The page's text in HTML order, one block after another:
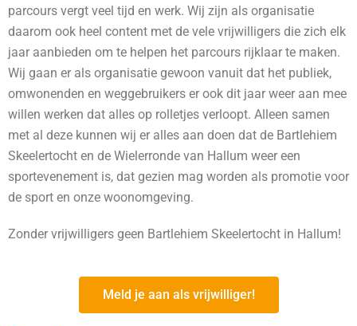
parcours vergt veel tijd en werk. Wij zijn als organisatie
daarom ook heel content met de vele vrijwilligers die zich elk
jaar aanbieden om te helpen het parcours rijklaar te maken.
Wij gaan er als organisatie gewoon vanuit dat het publiek,
omwonenden en weggebruikers er ook dit jaar weer aan mee
willen werken dat alles op rolletjes verloopt. Alleen samen
met al deze kunnen wij er alles aan doen dat de Bartlehiem
Skeelertocht en de Wielerronde van Hallum weer een
sportevenement is, dat gezien mag worden als promotie voor
de sport en onze woonomgeving.
Zonder vrijwilligers geen Bartlehiem Skeelertocht in Hallum!
Meld je aan als vrijwilliger!